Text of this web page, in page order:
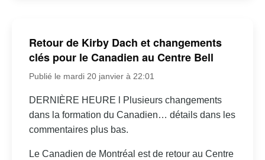
Retour de Kirby Dach et changements
clés pour le Canadien au Centre Bell
Publié le mardi 20 janvier à 22:01
DERNIÈRE HEURE l Plusieurs changements
dans la formation du Canadien… détails dans les
commentaires plus bas.
Le Canadien de Montréal est de retour au Centre